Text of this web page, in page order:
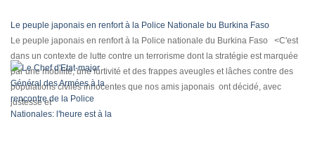
Le peuple japonais en renfort à la Police Nationale bu Burkina Faso
Le peuple japonais en renfort à la Police nationale du Burkina Faso <C'est
dans un contexte de lutte contre un terrorisme dont la stratégie est marquée
par une mobilité, une furtivité et des frappes aveugles et lâches contre des
populations civiles innocentes que nos amis japonais ont décidé, avec
justesse et